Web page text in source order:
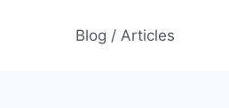
Blog / Articles